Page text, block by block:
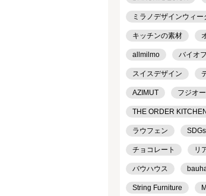
ミラノデザインウィー
キッチンの素材
allmilmo バイオ
スイスデザイン
AZIMUT フジオー
THE ORDER KITCHEN
ラウフェン SDGs
チョコレート リ
バウハウス
String Furniture